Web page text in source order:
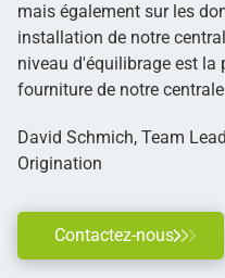
mais également sur les
installation de notre
niveau d'équilibrage est la
fourniture de notre
David Schmich, Team
Origination
Contactez-nous